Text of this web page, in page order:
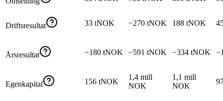
Driftsresultat 33 tNOK −270 tNOK 188 tNOK
Årsresultat −180 tNOK −591 tNOK −334 tNOK
Egenkapital 156 tNOK
1,4 mill
NOK
1,1 mill
NOK